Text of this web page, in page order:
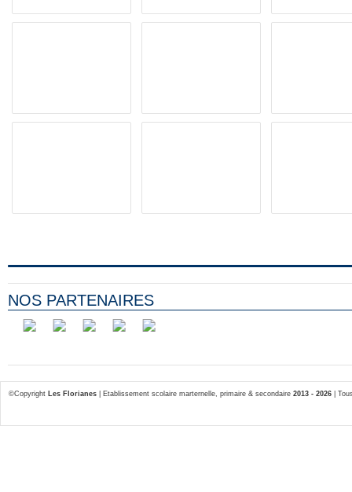
NOS PARTENAIRES
©Copyright Les Florianes | Etablissement scolaire marternelle, primaire & secondaire 2013 - 2026 |